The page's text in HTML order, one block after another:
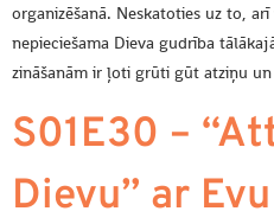
organizēšanā. Neskatoties uz to,
nepieciešama Dieva gudrība
zināšanām ir ļoti grūti gūt atziņu
S01E30 –
Dievu” ar